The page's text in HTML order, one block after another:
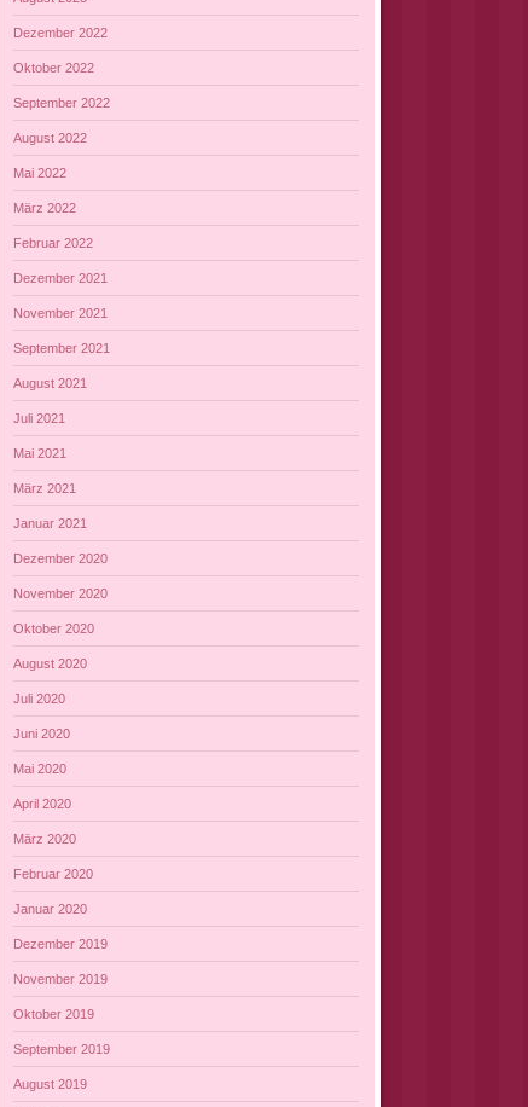
Dezember 2022
Oktober 2022
September 2022
August 2022
Mai 2022
März 2022
Februar 2022
Dezember 2021
November 2021
September 2021
August 2021
Juli 2021
Mai 2021
März 2021
Januar 2021
Dezember 2020
November 2020
Oktober 2020
August 2020
Juli 2020
Juni 2020
Mai 2020
April 2020
März 2020
Februar 2020
Januar 2020
Dezember 2019
November 2019
Oktober 2019
September 2019
August 2019